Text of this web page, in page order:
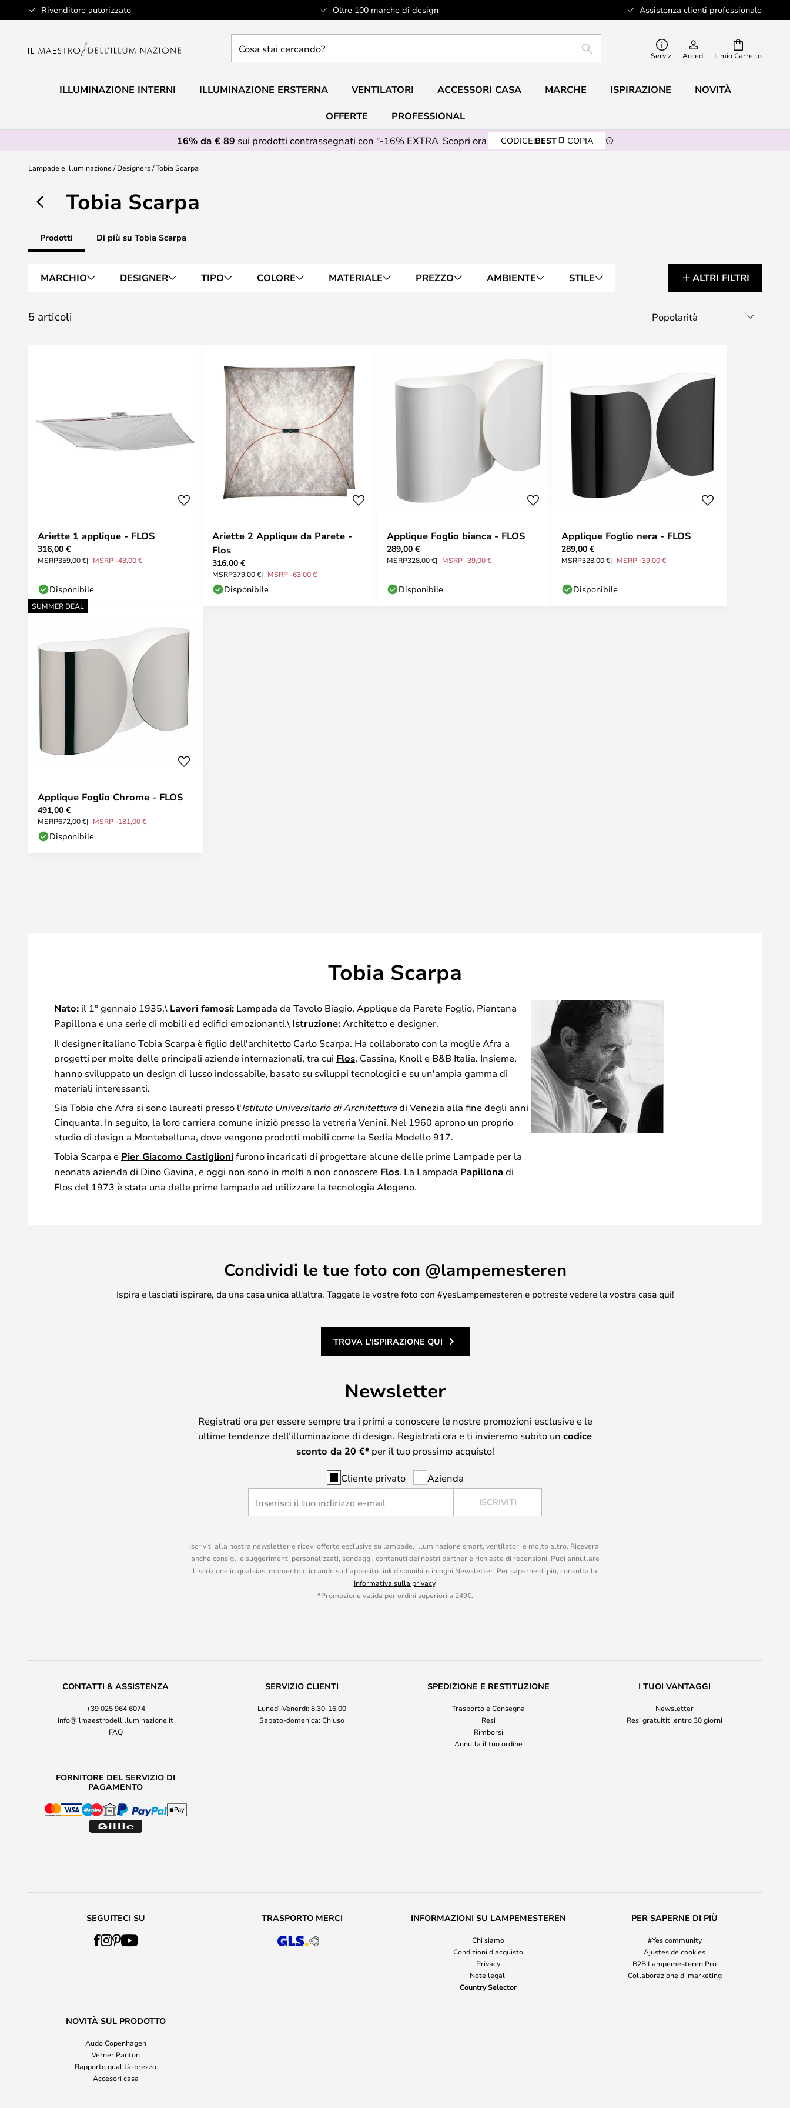
Rivenditore autorizzato Oltre 100 marche di design Assistenza clienti professionale
Salta
al
Il mio Carrello
stai
RICERCA Servizi Accedi
ILLUMINAZIONE INTERNI ILLUMINAZIONE ERSTERNA VENTILATORI ACCESSORI CASA MARCHE ISPIRAZIONE NOVITÀ
OFFERTE
PROFESSIONAL
16% da € 89 sui prodotti contrassegnati con “-16% EXTRA Scopri ora CODICE:BEST COPIA
Lampade e illuminazione Designers Tobia Scarpa
Tobia Scarpa
Prodotti Di più su Tobia Scarpa
MARCHIO DESIGNER TIPO COLORE MATERIALE PREZZO AMBIENTE STILE ALTRI FILTRI
5 articoli
Ariette 1 applique - FLOS
316,00 €
MSRP359,00 € MSRP -43,00 €
Disponibile
Ariette 2 Applique da Parete -
Flos
316,00 €
MSRP379,00 € MSRP -63,00 €
Disponibile
Applique Foglio bianca - FLOS
289,00 €
MSRP328,00 € MSRP -39,00 €
Disponibile
Applique Foglio nera - FLOS
289,00 €
MSRP328,00 € MSRP -39,00 €
Disponibile
SUMMER DEAL
Applique Foglio Chrome - FLOS
491,00 €
MSRP672,00 € MSRP -181,00 €
Disponibile
Tobia Scarpa
Nato: il 1° gennaio 1935.\ Lavori famosi: Lampada da Tavolo Biagio, Applique da Parete Foglio, Piantana
Papillona e una serie di mobili ed edifici emozionanti.\ Istruzione: Architetto e designer.
Il designer italiano Tobia Scarpa è figlio dell'architetto Carlo Scarpa. Ha collaborato con la moglie Afra a
progetti per molte delle principali aziende internazionali, tra cui Flos, Cassina, Knoll e B&B Italia. Insieme,
hanno sviluppato un design di lusso indossabile, basato su sviluppi tecnologici e su un'ampia gamma di
materiali interessanti.
Sia Tobia che Afra si sono laureati presso l'Istituto Universitario di Architetturadi Venezia alla fine degli anni
Cinquanta. In seguito, la loro carriera comune iniziò presso la vetreria Venini. Nel 1960 aprono un proprio
studio di design a Montebelluna, dove vengono prodotti mobili come la Sedia Modello 917.
Tobia Scarpa e Pier Giacomo Castiglionifurono incaricati di progettare alcune delle prime Lampade per la
neonata azienda di Dino Gavina, e oggi non sono in molti a non conoscere Flos. La Lampada Papillonadi
Flos del 1973 è stata una delle prime lampade ad utilizzare la tecnologia Alogeno.
Condividi le tue foto con @lampemesteren
Ispira e lasciati ispirare, da una casa unica all'altra. Taggate le vostre foto con #yesLampemesteren e potreste vedere la vostra casa qui!
TROVA L'ISPIRAZIONE QUI
Newsletter
Registrati ora per essere sempre tra i primi a conoscere le nostre promozioni esclusive e le
ultime tendenze dell’illuminazione di design. Registrati ora e ti invieremo subito un codice
sconto da 20 €*per il tuo prossimo acquisto!
Cliente privato Azienda
ISCRIVITI
Iscriviti alla nostra newsletter e ricevi offerte esclusive su lampade, illuminazione smart, ventilatori e molto altro. Riceverai
anche consigli e suggerimenti personalizzati, sondaggi, contenuti dei nostri partner e richieste di recensioni. Puoi annullare
l’iscrizione in qualsiasi momento cliccando sull’apposito link disponibile in ogni Newsletter. Per saperne di più, consulta la
Informativa sulla privacy.
*Promozione valida per ordini superiori a 249€.
CONTATTI & ASSISTENZA
+39 025 964 6074
info@ilmaestrodellilluminazione.it
FAQ
SERVIZIO CLIENTI
Lunedì-Venerdì: 8.30-16.00
Sabato-domenica: Chiuso
SPEDIZIONE E RESTITUZIONE
Trasporto e Consegna
Resi
Rimborsi
Annulla il tuo ordine
I TUOI VANTAGGI
Newsletter
Resi gratuititi entro 30 giorni
FORNITORE DEL SERVIZIO DI
PAGAMENTO
SEGUITECI SU TRASPORTO MERCI INFORMAZIONI SU LAMPEMESTEREN
Chi siamo
Condizioni d'acquisto
Privacy
Note legali
Country Selector
PER SAPERNE DI PIÙ
#Yes community
Ajustes de cookies
B2B Lampemesteren Pro
Collaborazione di marketing
NOVITÀ SUL PRODOTTO
Audo Copenhagen
Verner Panton
Rapporto qualità-prezzo
Accesori casa